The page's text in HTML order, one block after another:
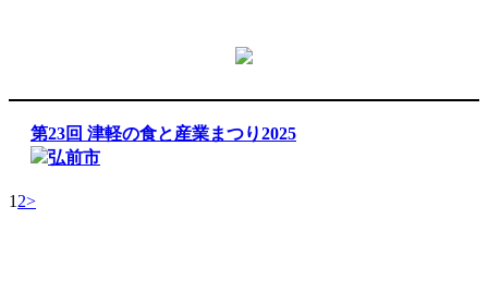
第23回 津軽の食と産業まつり2025
弘前市
1 2>